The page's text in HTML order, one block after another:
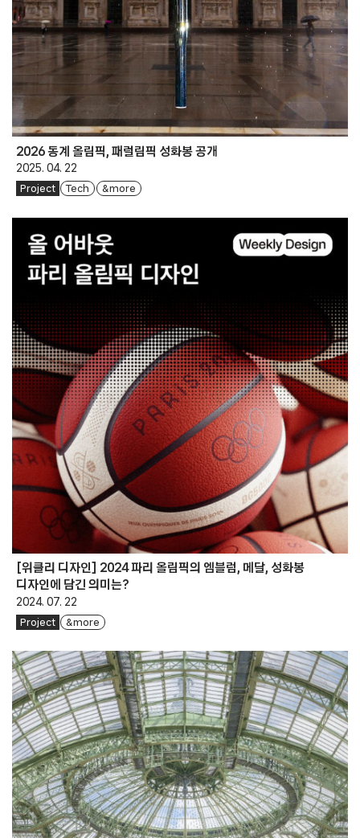
2026 동계 올림픽, 패럴림픽 성화봉 공개
2025. 04. 22
Project Tech & more
[위클리 디자인] 2024 파리 올림픽의 엠블럼, 메달, 성화봉
디자인에 담긴 의미는?
2024. 07. 22
Project & more